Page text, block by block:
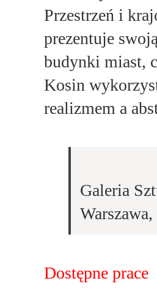
Przestrzeń i
prezentuje
budynki miast,
Kosin
realizmem a
Galeria
Dostępne prace